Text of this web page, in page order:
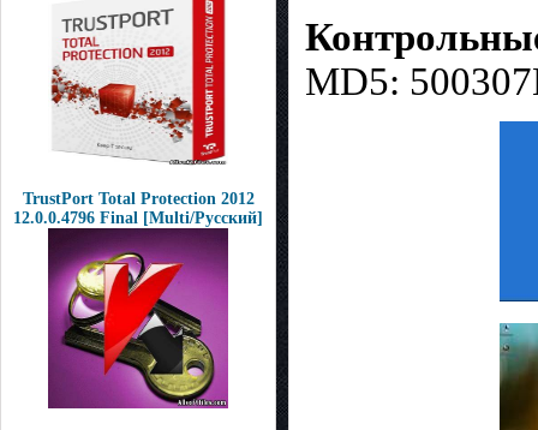
TrustPort Total Protection 2012
12.0.0.4796 Final [Multi/Русский]
MD5: